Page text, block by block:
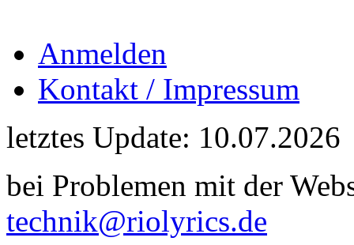
Anmelden
Kontakt / Impressum
letztes Update: 10.07.2026
bei Problemen mit der
technik@riolyrics.de